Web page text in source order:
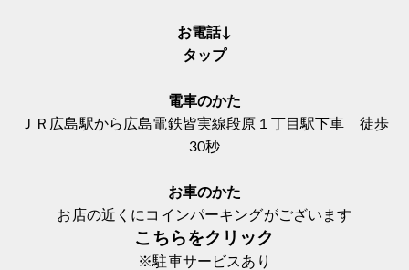
お電話↓
タップ
電車のかた
ＪＲ広島駅から広島電鉄皆実線段原１丁目駅下車 徒歩
30秒
お車のかた
お店の近くにコインパーキングがございます
こちらをクリック
※駐車サービスあり